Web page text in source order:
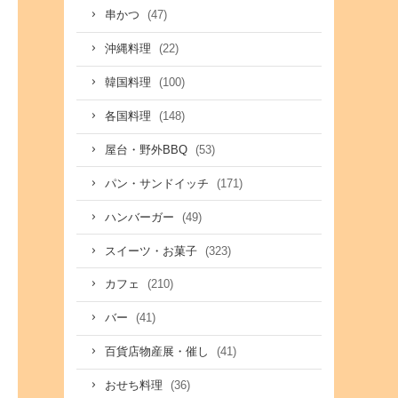
串かつ (47)
沖縄料理 (22)
韓国料理 (100)
各国料理 (148)
屋台・野外BBQ (53)
パン・サンドイッチ (171)
ハンバーガー (49)
スイーツ・お菓子 (323)
カフェ (210)
バー (41)
百貨店物産展・催し (41)
おせち料理 (36)